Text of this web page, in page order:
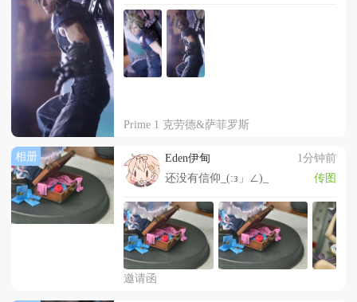
Prime 1 克劳德&萨菲罗斯
相册 Eden伊甸
1分钟前
还没有信仰_(:з」∠)_
传图
邀请函